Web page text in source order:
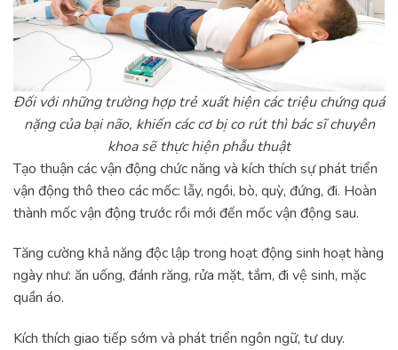
Đối với những trường hợp trẻ xuất hiện các triệu chứng quá
nặng của bại não, khiến các cơ bị co rút thì bác sĩ chuyên
khoa sẽ thực hiện phẫu thuật
Tạo thuận các vận động chức năng và kích thích sự phát triển
vận động thô theo các mốc: lẫy, ngồi, bò, quỳ, đứng, đi. Hoàn
thành mốc vận động trước rồi mới đến mốc vận động sau.
Tăng cường khả năng độc lập trong hoạt động sinh hoạt hàng
ngày như: ăn uống, đánh răng, rửa mặt, tắm, đi vệ sinh, mặc
quần áo.
Kích thích giao tiếp sớm và phát triển ngôn ngữ, tư duy.